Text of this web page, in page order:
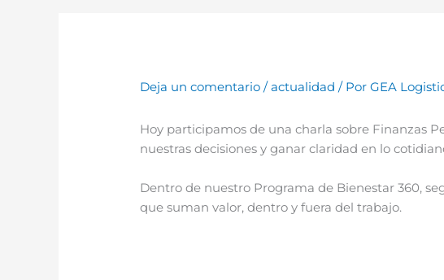
Deja un comentario /actualidad / PorGEA
Hoy participamos de una charla sobre Finanzas
nuestras decisiones y ganar claridad en lo
Dentro de nuestro Programa de Bienestar 360,
que suman valor, dentro y fuera del trabajo.